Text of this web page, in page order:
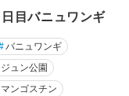
目バニュワンギ
バニュワンギ
ュン公園
マンゴスチン